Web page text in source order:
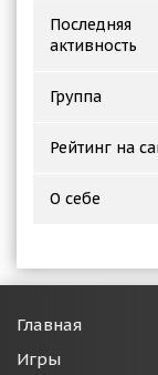
Последняя
активность
Группа
Рейтинг на
О себе
Главная
Игры